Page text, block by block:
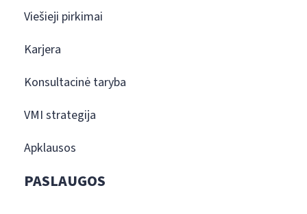
Viešieji pirkimai
Karjera
Konsultacinė taryba
VMI strategija
Apklausos
PASLAUGOS